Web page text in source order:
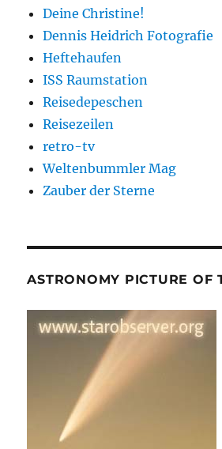
Deine Christine!
Dennis Heidrich Fotografie
Heftehaufen
ISS Raumstation
Reisedepeschen
Reisezeilen
retro-tv
Weltenbummler Mag
Zauber der Sterne
ASTRONOMY PICTURE OF